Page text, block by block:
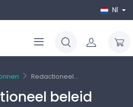
Nl
Redactioneel...
beleid